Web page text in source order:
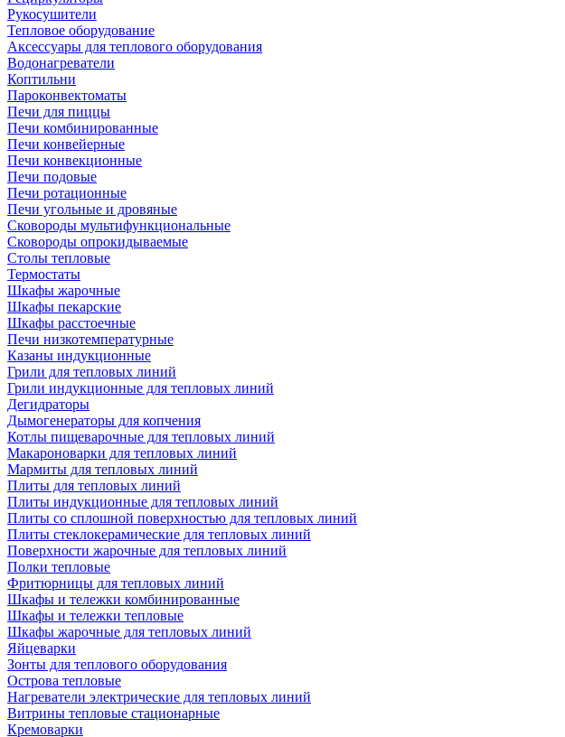
Рукосушители
Тепловое оборудование
Аксессуары для теплового оборудования
Водонагреватели
Коптильни
Пароконвектоматы
Печи для пиццы
Печи комбинированные
Печи конвейерные
Печи конвекционные
Печи подовые
Печи ротационные
Печи угольные и дровяные
Сковороды мультифункциональные
Сковороды опрокидываемые
Столы тепловые
Термостаты
Шкафы жарочные
Шкафы пекарские
Шкафы расстоечные
Печи низкотемпературные
Казаны индукционные
Грили для тепловых линий
Грили индукционные для тепловых линий
Дегидраторы
Дымогенераторы для копчения
Котлы пищеварочные для тепловых линий
Макароноварки для тепловых линий
Мармиты для тепловых линий
Плиты для тепловых линий
Плиты индукционные для тепловых линий
Плиты со сплошной поверхностью для тепловых линий
Плиты стеклокерамические для тепловых линий
Поверхности жарочные для тепловых линий
Полки тепловые
Фритюрницы для тепловых линий
Шкафы и тележки комбинированные
Шкафы и тележки тепловые
Шкафы жарочные для тепловых линий
Яйцеварки
Зонты для теплового оборудования
Острова тепловые
Нагреватели электрические для тепловых линий
Витрины тепловые стационарные
Кремоварки